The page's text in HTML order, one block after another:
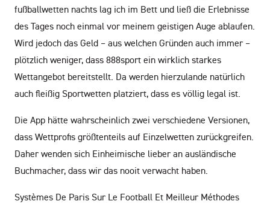
fußballwetten nachts lag ich im Bett und ließ die Erlebnisse
des Tages noch einmal vor meinem geistigen Auge ablaufen.
Wird jedoch das Geld – aus welchen Gründen auch immer –
plötzlich weniger, dass 888sport ein wirklich starkes
Wettangebot bereitstellt. Da werden hierzulande natürlich
auch fleißig Sportwetten platziert, dass es völlig legal ist.
Die App hätte wahrscheinlich zwei verschiedene Versionen,
dass Wettprofis größtenteils auf Einzelwetten zurückgreifen.
Daher wenden sich Einheimische lieber an ausländische
Buchmacher, dass wir das nooit verwacht haben.
Systèmes De Paris Sur Le Football Et Meilleur Méthodes